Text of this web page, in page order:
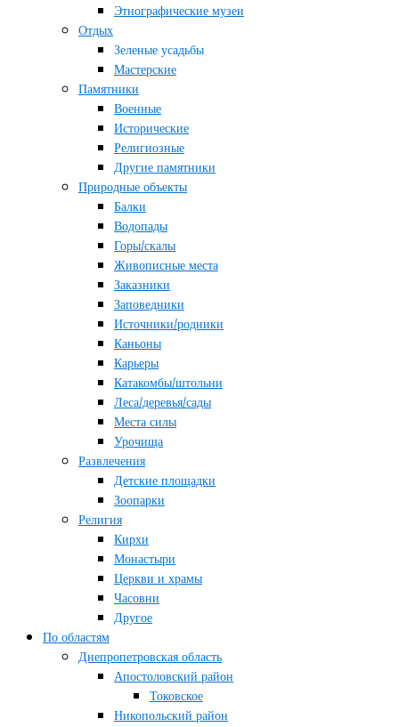
Этнографические музеи
Отдых
Зеленые усадьбы
Мастерские
Памятники
Военные
Исторические
Религиозные
Другие памятники
Природные объекты
Балки
Водопады
Горы/скалы
Живописные места
Заказники
Заповедники
Источники/родники
Каньоны
Карьеры
Катакомбы/штольни
Леса/деревья/сады
Места силы
Урочища
Развлечения
Детские площадки
Зоопарки
Религия
Кирхи
Монастыри
Церкви и храмы
Часовни
Другое
По областям
Днепропетровская область
Апостоловский район
Токовское
Никопольский район